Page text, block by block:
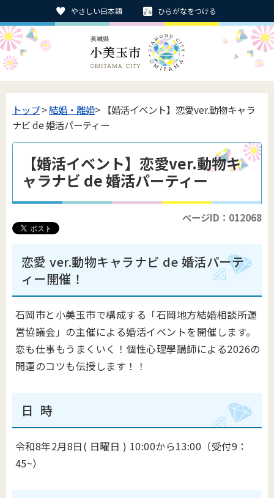
やさしい日本語 ひらがなをつける
トップ>結婚・離婚> 【婚活イベント】恋愛ver.動物キャラ
ナビ de 婚活パーティー
【婚活イベント】恋愛ver.動物キ
ャラナビ de 婚活パーティー
ページID：012068
恋愛 ver.動物キャラナビ de 婚活パーテ
ィー開催！
石岡市と小美玉市で構成する「石岡地方結婚相談所運
営協議会」の主催による婚活イベントを開催します。
恋も仕事もうまくいく！個性心理學講師による2026の
開運のコツも伝授します！！
日 時
令和8年2月8日( 日曜日 ) 10:00から13:00（受付9：
45~）